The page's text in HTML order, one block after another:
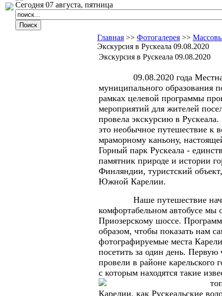
Сегодня 07 августа, пятница
Главная >> Фотогалерея >>
Экскурсия в Рускеала 09.08.2020
Экскурсия в Рускеала 09.08.2020
09.08.2020 года Местная
муниципального образования
рамках целевой программы
мероприятий для жителей
провела экскурсию в
это необычное путешествие к
мраморному каньону,
Горный парк Рускеала -
памятник природе и истории
Финляндии, туристский
Южной Карелии.
Наше путешествие
комфортабельном автобусе мы
Приозерскому шоссе.
образом, чтобы показать нам
фотографируемые места
посетить за один день. Первую
провели в районе карельского
с которым находятся такие
Карелии, как Рускеальские